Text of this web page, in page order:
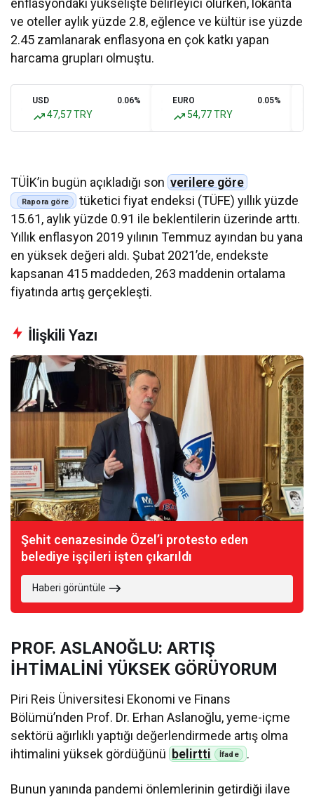
enflasyondaki yükselişte belirleyici olurken, lokanta
ve oteller aylık yüzde 2.8, eğlence ve kültür ise yüzde
2.45 zamlanarak enflasyona en çok katkı yapan
harcama grupları olmuştu.
USD 0.06%
47,57 TRY
EURO 0.05%
54,77 TRY
TÜİK’in bugün açıkladığı son verilere göre
tüketici fiyat endeksi (TÜFE) yıllık yüzde
15.61, aylık yüzde 0.91 ile beklentilerin üzerinde arttı.
Yıllık enflasyon 2019 yılının Temmuz ayından bu yana
en yüksek değeri aldı. Şubat 2021’de, endekste
kapsanan 415 maddeden, 263 maddenin ortalama
fiyatında artış gerçekleşti.
İlişkili Yazı
Şehit cenazesinde Özel’i protesto eden
belediye işçileri işten çıkarıldı
Haberi görüntüle
PROF. ASLANOĞLU: ARTIŞ
İHTİMALİNİ YÜKSEK GÖRÜYORUM
Piri Reis Üniversitesi Ekonomi ve Finans
Bölümü’nden Prof. Dr. Erhan Aslanoğlu, yeme-içme
sektörü ağırlıklı yaptığı değerlendirmede artış olma
ihtimalini yüksek gördüğünü belirtti .
Bunun yanında pandemi önlemlerinin getirdiği ilave